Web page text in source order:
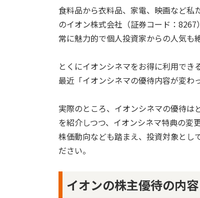
食料品から衣料品、家電、映画など私
のイオン株式会社（証券コード：
常に魅力的で個人投資家からの人気も
とくにイオンシネマをお得に利用でき
最近「イオンシネマの優待内容が変わ
実際のところ、イオンシネマの優待は
を紹介しつつ、イオンシネマ特典の変
株価動向なども踏まえ、投資対象とし
ださい。
イオンの株主優待の内